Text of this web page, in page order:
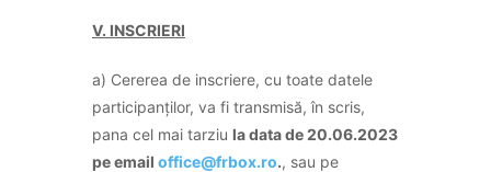
V. INSCRIERI
a) Cererea de inscriere, cu toate datele
participanților, va fi transmisă, în scris,
pana cel mai tarziu la data de 20.06.2023
pe email office@frbox.ro., sau pe